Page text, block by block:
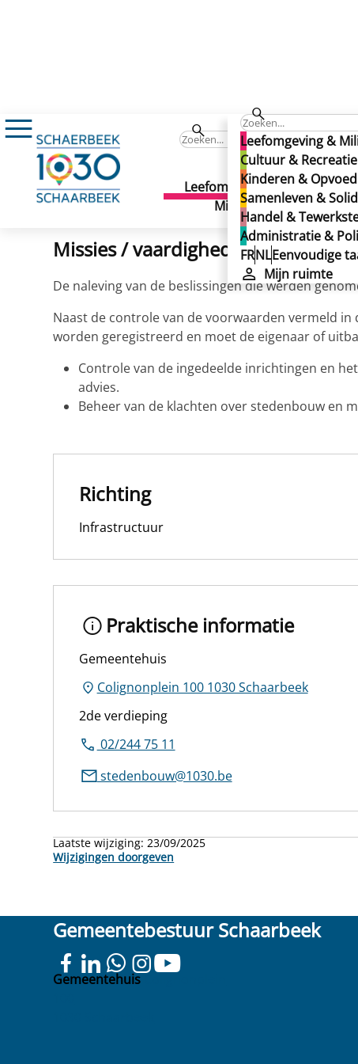
Leefomgeving &
Cultuur & Recreatie
Kinderen &
Samenleven &
Handel &
Administratie &
FRNLEenvoudige
Mijn ruimte
Leefomgeving &
Milieu
Administratie & Politiek Gemeentelijke
Stedenbouw en
Stedenbouw en
Gepubliceerd op 23/09/2025
Missies / vaardigheden
De naleving van de beslissingen die werden
Naast de controle van de voorwaarden vermeld
worden geregistreerd en moet de eigenaar of
Controle van de ingedeelde inrichtingen en
advies.
Beheer van de klachten over stedenbouw en
Richting
Infrastructuur
Praktische informatie
Gemeentehuis
Colignonplein 100 1030 Schaarbeek
2de verdieping
02/244 75 11
stedenbouw@1030.be
Laatste wijziging:23/09/2025
Wijzigingen doorgeven
Gemeentebestuur Schaarbeek
Gemeentehuis